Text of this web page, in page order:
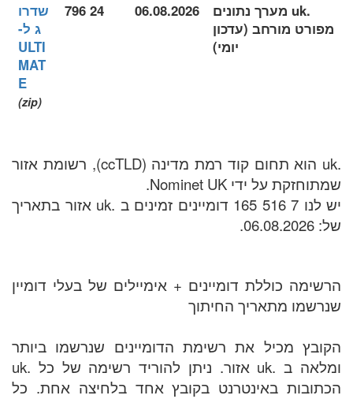
.uk מערך נתונים
מפורט מורחב (עדכון
יומי)
06.08.2026
24 796
שדרו
ג ל-
ULTI
MAT
E
(zip)
.uk הוא תחום קוד רמת מדינה (ccTLD), רשומת אזור
שמתוחזקת על ידי Nominet UK.
יש לנו 7 516 165 דומיינים זמינים ב .uk אזור בתאריך
של: 06.08.2026.
הרשימה כוללת דומיינים + אימיילים של בעלי דומיין
שנרשמו מתאריך החיתוך
הקובץ מכיל את רשימת הדומיינים שנרשמו ביותר
ומלאה ב .uk אזור. ניתן להוריד רשימה של כל .uk
הכתובות באינטרנט בקובץ אחד בלחיצה אחת. כל